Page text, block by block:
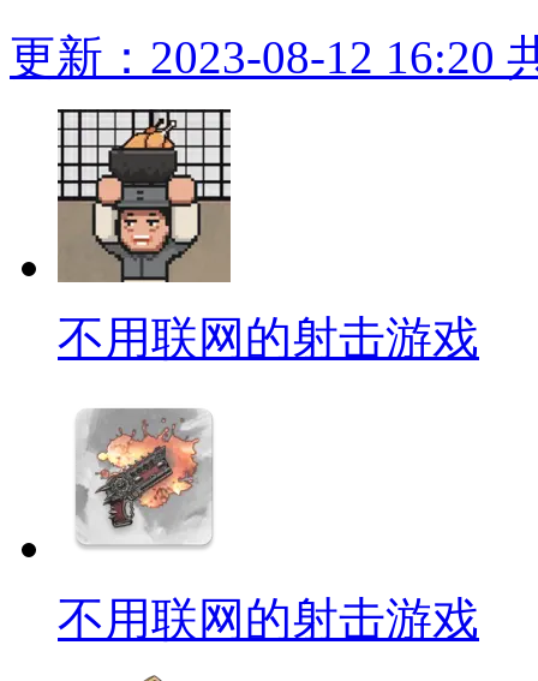
更新：2023-08-12 16:20
不用联网的射击游戏
不用联网的射击游戏